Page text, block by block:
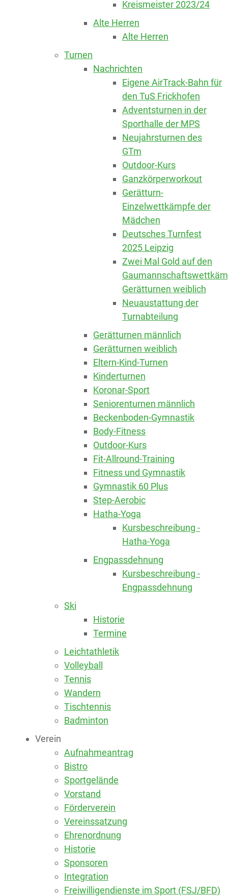
Kreismeister 2023/24
Alte Herren
Alte Herren
Turnen
Nachrichten
Eigene AirTrack-Bahn für
den TuS Frickhofen
Adventsturnen in der
Sporthalle der MPS
Neujahrsturnen des
GTm
Outdoor-Kurs
Ganzkörperworkout
Gerätturn-
Einzelwettkämpfe der
Mädchen
Deutsches Turnfest
2025 Leipzig
Zwei Mal Gold auf den
Gerätturnen weiblich
Neuaustattung der
Turnabteilung
Gerätturnen männlich
Gerätturnen weiblich
Eltern-Kind-Turnen
Kinderturnen
Koronar-Sport
Seniorenturnen männlich
Beckenboden-Gymnastik
Body-Fitness
Outdoor-Kurs
Fit-Allround-Training
Fitness und Gymnastik
Gymnastik 60 Plus
Step-Aerobic
Hatha-Yoga
Kursbeschreibung -
Hatha-Yoga
Engpassdehnung
Kursbeschreibung -
Engpassdehnung
Ski
Historie
Termine
Leichtathletik
Volleyball
Tennis
Wandern
Tischtennis
Badminton
Verein
Aufnahmeantrag
Bistro
Sportgelände
Vorstand
Förderverein
Vereinssatzung
Ehrenordnung
Historie
Sponsoren
Integration
Freiwilligendienste im Sport (FSJ/BFD)